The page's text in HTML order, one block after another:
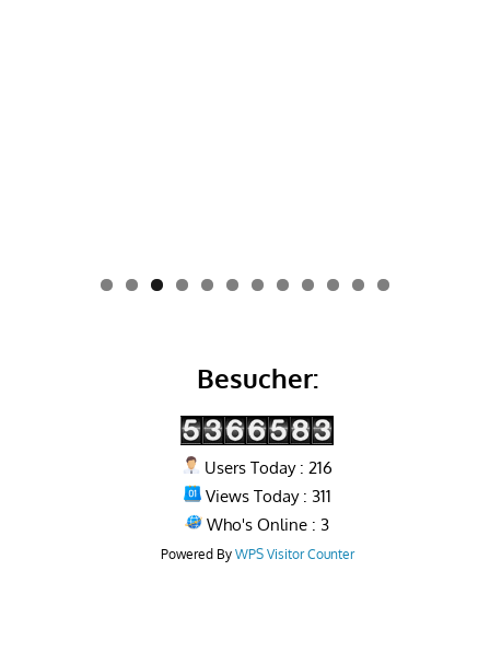
0 1 2
Besucher:
Users Today : 216
Views Today : 311
Who's Online : 3
Powered By WPS Visitor Counter